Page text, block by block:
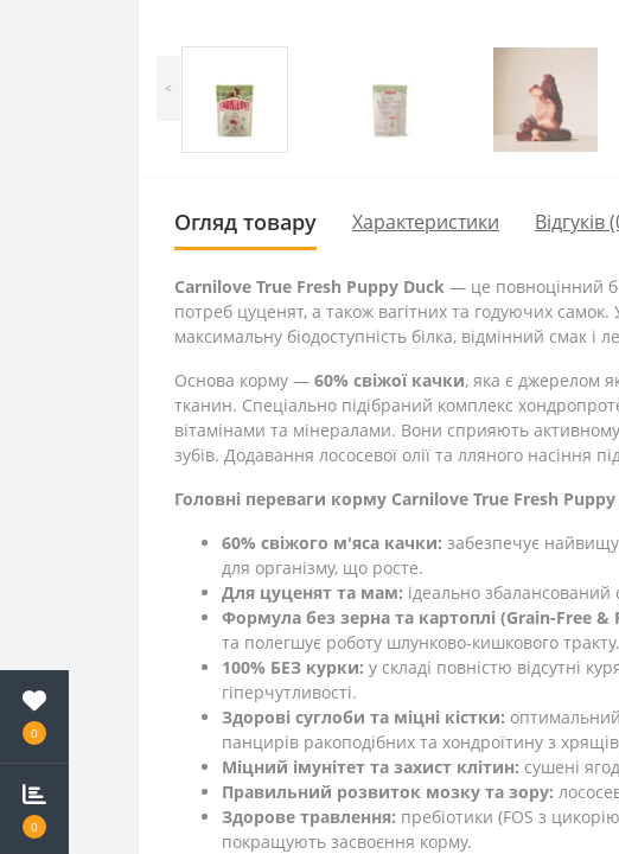
0
0
<
Огляд товару Характеристики Відгуків
Carnilove True Fresh Puppy Duck — це повноцінний
потреб цуценят, а також вагітних та годуючих
максимальну біодоступність білка, відмінний смак
Основа корму — 60% свіжої качки, яка є джерелом
тканин. Спеціально підібраний комплекс
вітамінами та мінералами. Вони сприяють активному
зубів. Додавання лососевої олії та лляного насіння
Головні переваги корму Carnilove True Fresh Puppy
60% свіжого м'яса качки: забезпечує найвищу
для організму, що росте.
Для цуценят та мам: ідеально
Формула без зерна та картоплі (Grain-Free &
та полегшує роботу шлунково-кишкового тракту.
100% БЕЗ курки: у складі повністю відсутні
гіперчутливості.
Здорові суглоби та міцні кістки:
панцирів ракоподібних та хондроїтину з
Міцний імунітет та захист клітин: сушені
Правильний розвиток мозку та зору:
Здорове травлення: пребіотики (FOS з
покращують засвоєння корму.